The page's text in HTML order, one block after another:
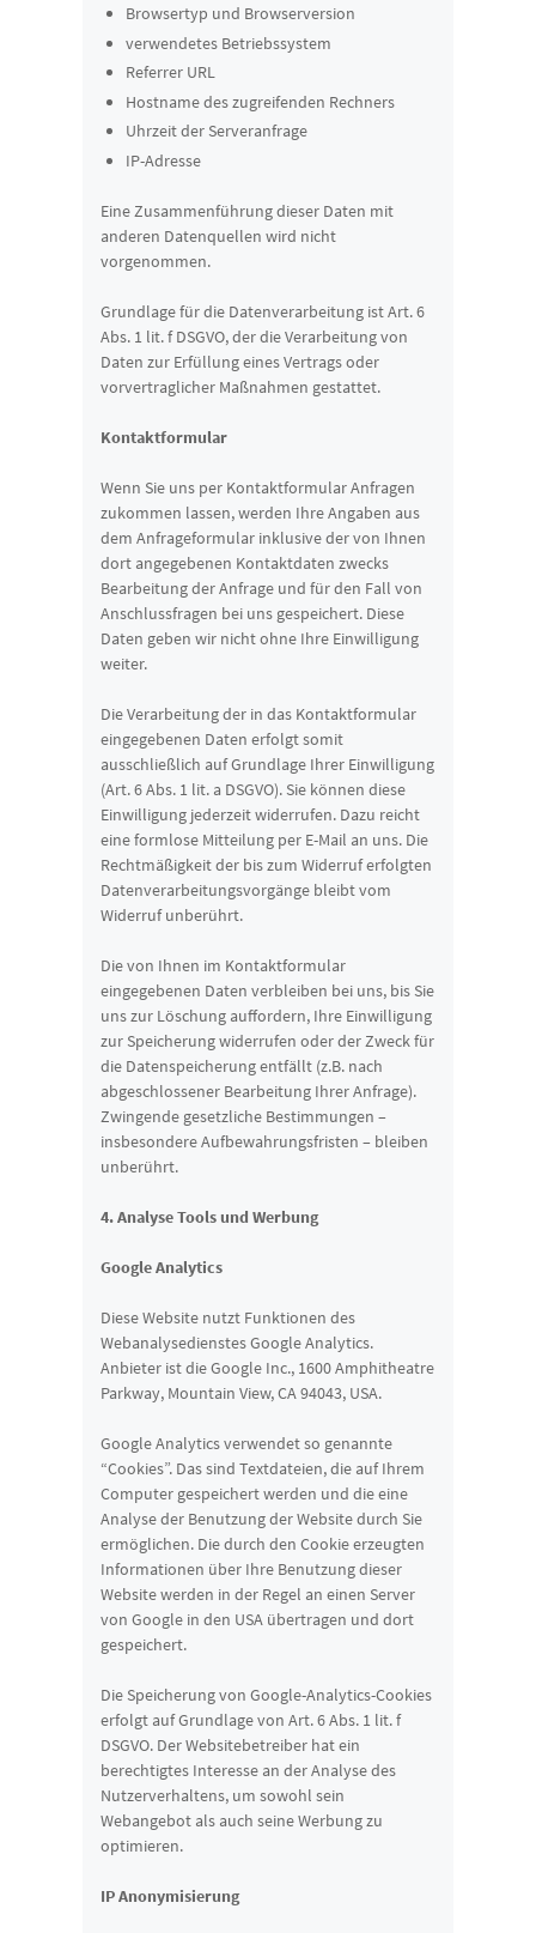
Browsertyp und Browserversion
verwendetes Betriebssystem
Referrer URL
Hostname des zugreifenden Rechners
Uhrzeit der Serveranfrage
IP-Adresse
Eine Zusammenführung dieser Daten mit
anderen Datenquellen wird nicht
vorgenommen.
Grundlage für die Datenverarbeitung ist Art. 6
Abs. 1 lit. f DSGVO, der die Verarbeitung von
Daten zur Erfüllung eines Vertrags oder
vorvertraglicher Maßnahmen gestattet.
Kontaktformular
Wenn Sie uns per Kontaktformular Anfragen
zukommen lassen, werden Ihre Angaben aus
dem Anfrageformular inklusive der von Ihnen
dort angegebenen Kontaktdaten zwecks
Bearbeitung der Anfrage und für den Fall von
Anschlussfragen bei uns gespeichert. Diese
Daten geben wir nicht ohne Ihre Einwilligung
weiter.
Die Verarbeitung der in das Kontaktformular
eingegebenen Daten erfolgt somit
ausschließlich auf Grundlage Ihrer Einwilligung
(Art. 6 Abs. 1 lit. a DSGVO). Sie können diese
Einwilligung jederzeit widerrufen. Dazu reicht
eine formlose Mitteilung per E-Mail an uns. Die
Rechtmäßigkeit der bis zum Widerruf erfolgten
Datenverarbeitungsvorgänge bleibt vom
Widerruf unberührt.
Die von Ihnen im Kontaktformular
eingegebenen Daten verbleiben bei uns, bis Sie
uns zur Löschung auffordern, Ihre Einwilligung
zur Speicherung widerrufen oder der Zweck für
die Datenspeicherung entfällt (z.B. nach
abgeschlossener Bearbeitung Ihrer Anfrage).
Zwingende gesetzliche Bestimmungen –
insbesondere Aufbewahrungsfristen – bleiben
unberührt.
4. Analyse Tools und Werbung
Google Analytics
Diese Website nutzt Funktionen des
Webanalysedienstes Google Analytics.
Anbieter ist die Google Inc., 1600 Amphitheatre
Parkway, Mountain View, CA 94043, USA.
Google Analytics verwendet so genannte
“Cookies”. Das sind Textdateien, die auf Ihrem
Computer gespeichert werden und die eine
Analyse der Benutzung der Website durch Sie
ermöglichen. Die durch den Cookie erzeugten
Informationen über Ihre Benutzung dieser
Website werden in der Regel an einen Server
von Google in den USA übertragen und dort
gespeichert.
Die Speicherung von Google-Analytics-Cookies
erfolgt auf Grundlage von Art. 6 Abs. 1 lit. f
DSGVO. Der Websitebetreiber hat ein
berechtigtes Interesse an der Analyse des
Nutzerverhaltens, um sowohl sein
Webangebot als auch seine Werbung zu
optimieren.
IP Anonymisierung